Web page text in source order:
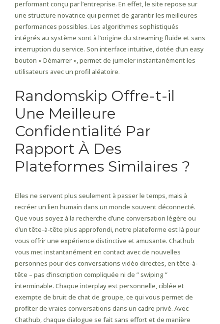
performant conçu par l’entreprise. En effet, le site repose sur
une structure novatrice qui permet de garantir les meilleures
performances possibles. Les algorithmes sophistiqués
intégrés au système sont à l’origine du streaming fluide et sans
interruption du service. Son interface intuitive, dotée d’un easy
bouton « Démarrer », permet de jumeler instantanément les
utilisateurs avec un profil aléatoire.
Randomskip Offre-t-il
Une Meilleure
Confidentialité Par
Rapport À Des
Plateformes Similaires ?
Elles ne servent plus seulement à passer le temps, mais à
recréer un lien humain dans un monde souvent déconnecté.
Que vous soyez à la recherche d’une conversation légère ou
d’un tête-à-tête plus approfondi, notre plateforme est là pour
vous offrir une expérience distinctive et amusante. Chathub
vous met instantanément en contact avec de nouvelles
personnes pour des conversations vidéo directes, en tête-à-
tête – pas d’inscription compliquée ni de ” swiping ”
interminable. Chaque interplay est personnelle, ciblée et
exempte de bruit de chat de groupe, ce qui vous permet de
profiter de vraies conversations dans un cadre privé. Avec
Chathub, chaque dialogue se fait sans effort et de manière